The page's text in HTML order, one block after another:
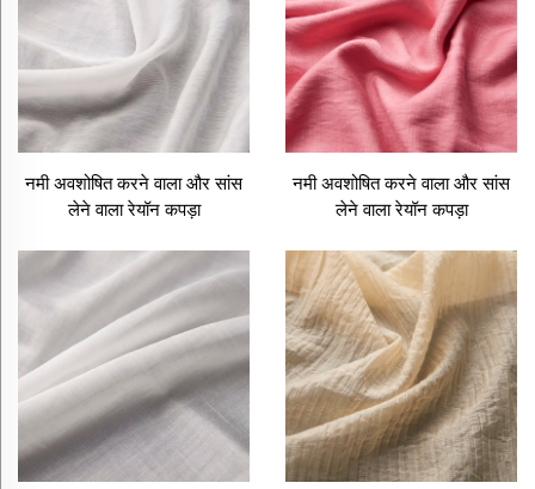
नमी अवशोषित करने वाला और सांस
लेने वाला रेयॉन कपड़ा
नमी अवशोषित करने वाला और सांस
लेने वाला रेयॉन कपड़ा